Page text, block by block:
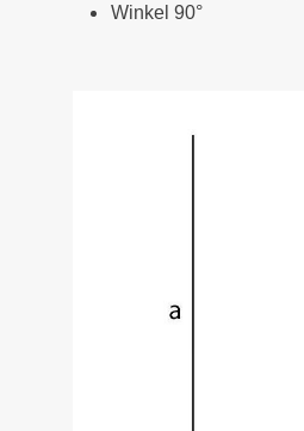
Winkel 90°